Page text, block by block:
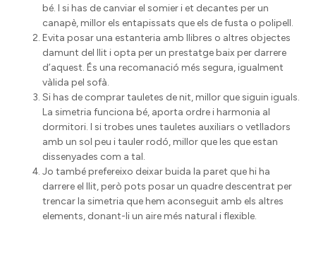
bé. I si has de canviar el somier i et decantes per un
canapè, millor els entapissats que els de fusta o polipell.
Evita posar una estanteria amb llibres o altres objectes
damunt del llit i opta per un prestatge baix per darrere
d’aquest. És una recomanació més segura, igualment
vàlida pel sofà.
Si has de comprar tauletes de nit, millor que siguin iguals.
La simetria funciona bé, aporta ordre i harmonia al
dormitori. I si trobes unes tauletes auxiliars o vetlladors
amb un sol peu i tauler rodó, millor que les que estan
dissenyades com a tal.
Jo també prefereixo deixar buida la paret que hi ha
darrere el llit, però pots posar un quadre descentrat per
trencar la simetria que hem aconseguit amb els altres
elements, donant-li un aire més natural i flexible.